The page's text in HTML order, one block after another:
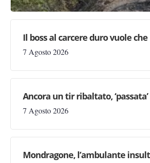
Il boss al carcere duro vuole
7 Agosto 2026
Ancora un tir ribaltato,
7 Agosto 2026
Mondragone, l’ambulante